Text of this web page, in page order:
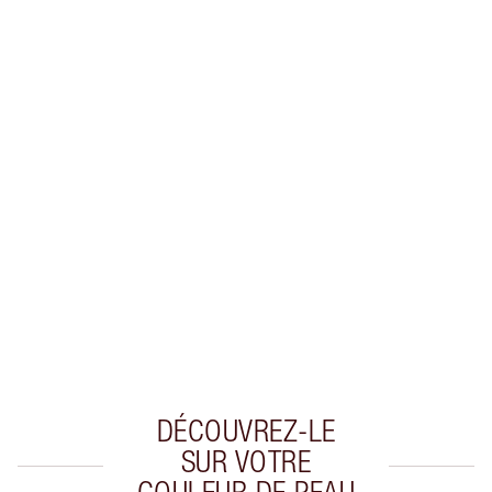
DÉCOUVREZ-LE
SUR VOTRE